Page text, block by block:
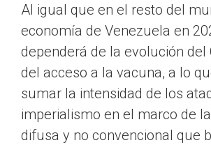
Al igual que en el resto del
economía de Venezuela en
dependerá de la evolución del
del acceso a la vacuna, a lo
sumar la intensidad de los
imperialismo en el marco de
difusa y no convencional que